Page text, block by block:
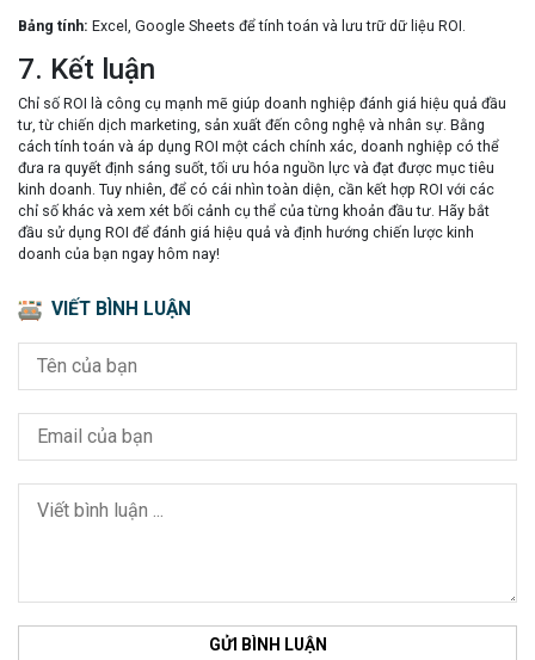
Bảng tính: Excel, Google Sheets để tính toán và lưu trữ dữ liệu ROI.
7. Kết luận
Chỉ số ROI là công cụ mạnh mẽ giúp doanh nghiệp đánh giá hiệu quả đầu
tư, từ chiến dịch marketing, sản xuất đến công nghệ và nhân sự. Bằng
cách tính toán và áp dụng ROI một cách chính xác, doanh nghiệp có thể
đưa ra quyết định sáng suốt, tối ưu hóa nguồn lực và đạt được mục tiêu
kinh doanh. Tuy nhiên, để có cái nhìn toàn diện, cần kết hợp ROI với các
chỉ số khác và xem xét bối cảnh cụ thể của từng khoản đầu tư. Hãy bắt
đầu sử dụng ROI để đánh giá hiệu quả và định hướng chiến lược kinh
doanh của bạn ngay hôm nay!
VIẾT BÌNH LUẬN
GỬI BÌNH LUẬN